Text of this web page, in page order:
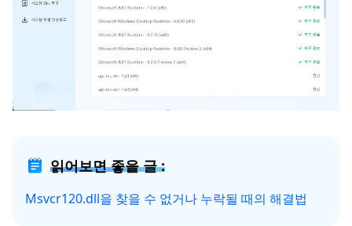
읽어보면 좋을 글 :
Msvcr120.dll을 찾을 수 없거나 누락될 때의 해결법